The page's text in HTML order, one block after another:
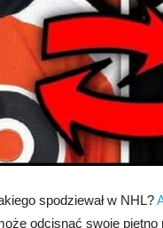
spodziewał w NHL?
odcisnąć swoje